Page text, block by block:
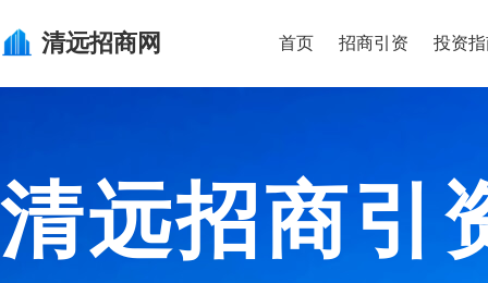
清远招商网 首页 招商引资 投资
清远招商引